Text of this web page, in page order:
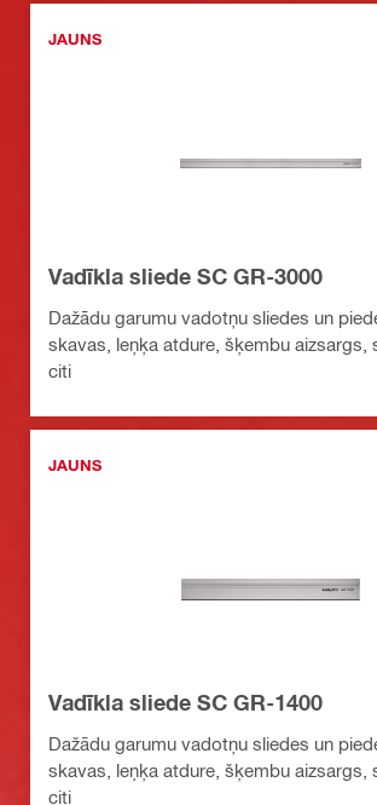
JAUNS
Vadīkla sliede SC GR-3000
Dažādu garumu vadotņu sliedes un
skavas, leņķa atdure, šķembu aizsargs,
citi
JAUNS
Vadīkla sliede SC GR-1400
Dažādu garumu vadotņu sliedes un
skavas, leņķa atdure, šķembu aizsargs,
citi